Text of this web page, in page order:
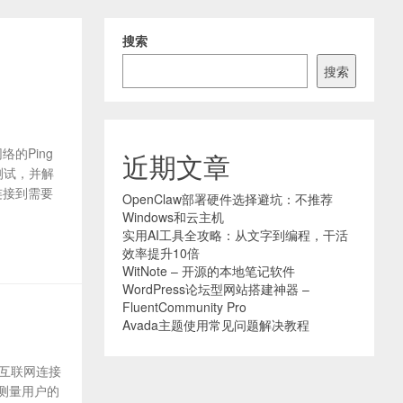
的Ping
，并解
到需要
联网连接
量用户的
搜索
搜索
近期文章
OpenClaw部署硬件选择避坑：不推荐
Windows和云主机
实用AI工具全攻略：从文字到编程，干活
效率提升10倍
WitNote – 开源的本地笔记软件
WordPress论坛型网站搭建神器 –
FluentCommunity Pro
Avada主题使用常见问题解决教程